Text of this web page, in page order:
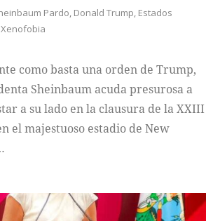
Pardo, Donald Trump, Estados
Xenofobia
como basta una orden de Trump,
Sheinbaum acuda presurosa a
a su lado en la clausura de la XXIII
el majestuoso estadio de New